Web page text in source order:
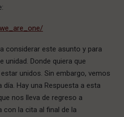
considerar este asunto y para
unidad. Donde quiera que
unidos. Sin embargo, vemos
Hay una Respuesta a esta
nos lleva de regreso a
con la cita al final de la